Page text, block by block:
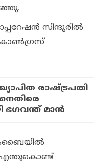
സിന്ദൂരിൽ
കോൺഗ്രസ്
രാഷ്‌ട്രപതി
ഭഗവന്ത് മാൻ
എന്തുകൊണ്ട്